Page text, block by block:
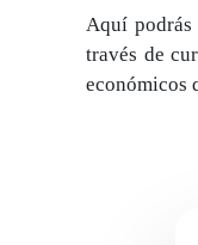
Aquí podrás
través de
económicos